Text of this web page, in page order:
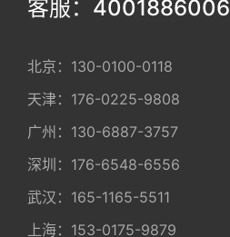
客服：4001886006
北京： 130-0100-0118
天津： 176-0225-9808
广州： 130-6887-3757
深圳： 176-6548-6556
武汉： 165-1165-5511
上海： 153-0175-9879